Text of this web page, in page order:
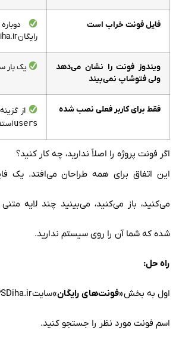
فایل فونت خراب است
رایگان
ویندوز فونت را نشان می‌دهد
ولی فتوشاپ نمی‌بیند
یک بار
فقط برای کاربر فعلی نصب شده از گزینه
users
اگر فونت پروژه را اصلاً ندارید، چه کار کنید؟
می‌کنید، باز می‌کنید، می‌بینید چند لایه
شده که شما آن را روی سیستم ندارید.
راه حل:
اول به بخش«فونت‌های رایگان»سایت
اسم فونت مورد نظر را جستجو کنید.